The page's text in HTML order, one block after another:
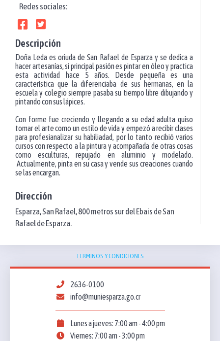
Redes sociales:
Descripción
Doña Leda es oriuda de San Rafael de Esparza y se dedica a
hacer artesanías, si principal pasión es pintar en óleo y practica
esta actividad hace 5 años. Desde pequeña es una
característica que la diferenciaba de sus hermanas, en la
escuela y colegio siempre pasaba su tiempo libre dibujando y
pintando con sus lápices.
Con forme fue creciendo y llegando a su edad adulta quiso
tomar el arte como un estilo de vida y empezó a recibir clases
para profesianalizar su habiliadad, por lo tanto recibió varios
cursos con respecto a la pintura y acompañada de otras cosas
como esculturas, repujado en aluminio y modelado.
Actualmente, pinta en su casa y vende sus creaciones cuando
se las encargan.
Dirección
Esparza, San Rafael, 800 metros sur del Ebais de San
Rafael de Esparza.
TERMINOS Y CONDICIONES
2636-0100
info@muniesparza.go.cr
Lunes a jueves: 7:00 am - 4:00 pm
Viernes: 7:00 am - 3:00 pm